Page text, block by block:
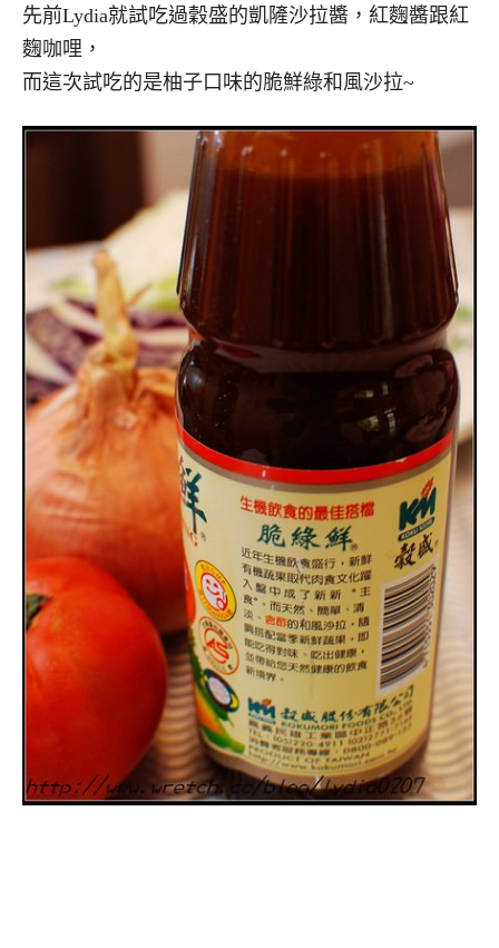
先前Lydia就試吃過穀盛的凱隡沙拉醬，紅麴醬跟紅
麴咖哩，
而這次試吃的是柚子口味的脆鮮綠和風沙拉~